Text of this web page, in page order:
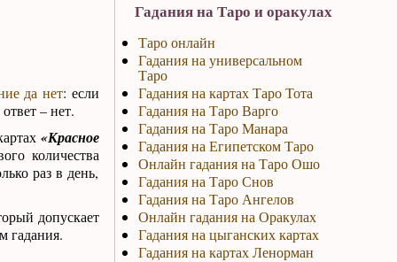
да нет: если
– нет.
«Красное
количества
раз в день,
допускает
гадания.
Гадания на Таро и оракулах
Таро онлайн
Гадания на универсальном
Таро
Гадания на картах Таро Тота
Гадания на Таро Варго
Гадания на Таро Манара
Гадания на Египетском Таро
Онлайн гадания на Таро Ошо
Гадания на Таро Снов
Гадания на Таро Ангелов
Онлайн гадания на Оракулах
Гадания на цыганских картах
Гадания на картах Ленорман